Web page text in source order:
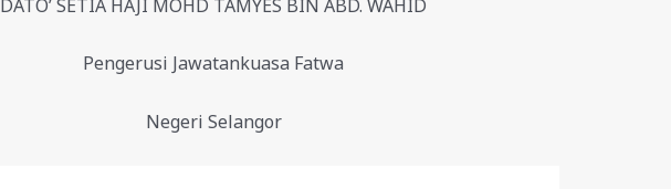
DATO’ SETIA HAJI MOHD TAMYES BIN ABD. WAHID
Pengerusi Jawatankuasa Fatwa
Negeri Selangor